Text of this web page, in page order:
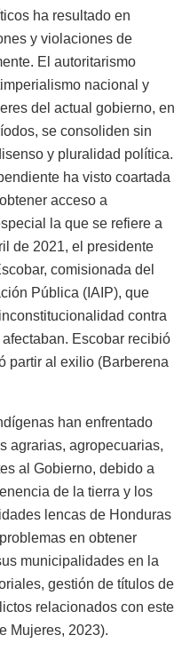
ha resultado en
y violaciones de
El autoritarismo
nacional y
del actual gobierno, en
se consoliden sin
y pluralidad política.
ha visto coartada
acceso a
la que se refiere a
de 2021, el presidente
comisionada del
Pública (IAIP), que
contra
Escobar recibió
partir al exilio (Barberena
han enfrentado
agrarias, agropecuarias,
al Gobierno, debido a
de la tierra y los
lencas de Honduras
en obtener
municipalidades en la
gestión de títulos de
relacionados con este
Mujeres, 2023).